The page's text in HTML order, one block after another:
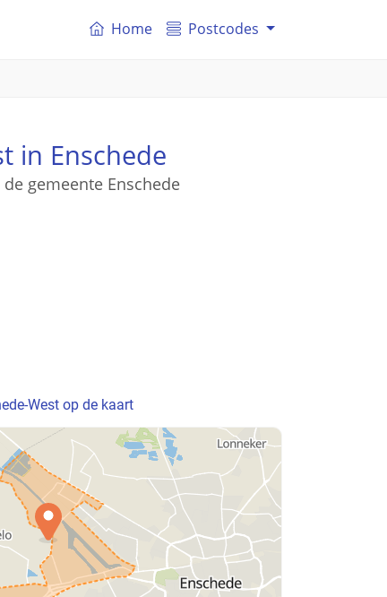
Home Postcodes
in Enschede
gemeente Enschede
West op de kaart